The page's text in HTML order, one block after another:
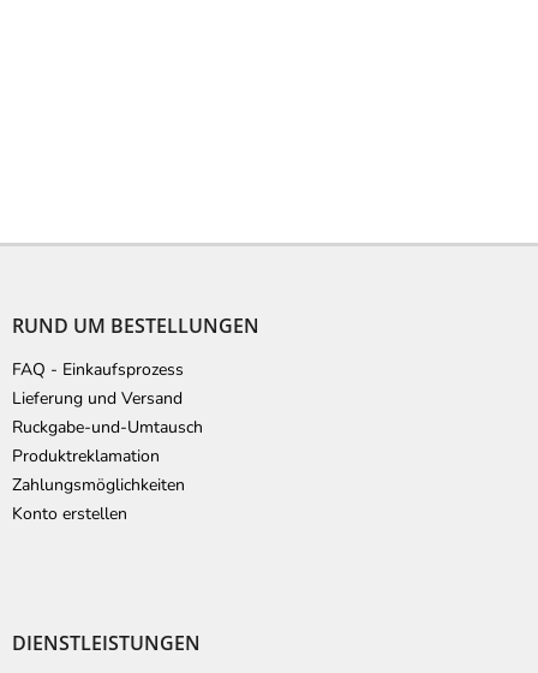
F
RUND UM BESTELLUNGEN
FAQ - Einkaufsprozess
Lieferung und Versand
Ruckgabe-und-Umtausch
Produktreklamation
Zahlungsmöglichkeiten
Konto erstellen
DIENSTLEISTUNGEN